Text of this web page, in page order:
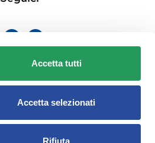
Accetta tutti
Accetta selezionati
Rifiuta